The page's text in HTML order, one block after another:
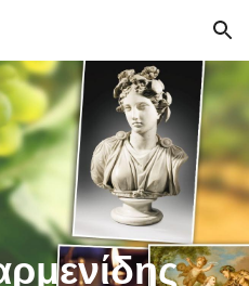
Skip to navigation